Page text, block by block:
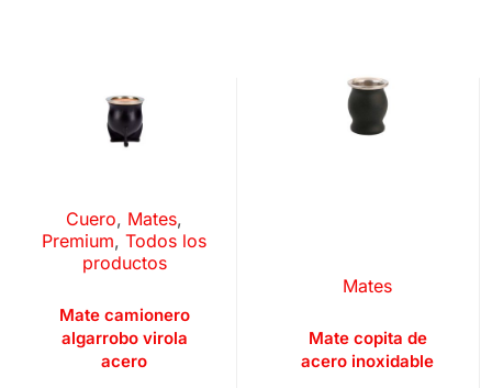
Cuero, Mates,
Premium,Todos los
productos
Mate camionero
algarrobo virola
acero
Mates
Mate copita de
acero inoxidable